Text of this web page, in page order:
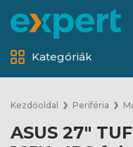
Kategóriák
Kezdőoldal Periféria
ASUS 27"